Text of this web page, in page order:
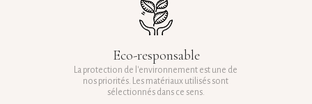
Eco-responsable
La protection de l'environnement est une de
nos priorités. Les matériaux utilisés sont
sélectionnés dans ce sens.